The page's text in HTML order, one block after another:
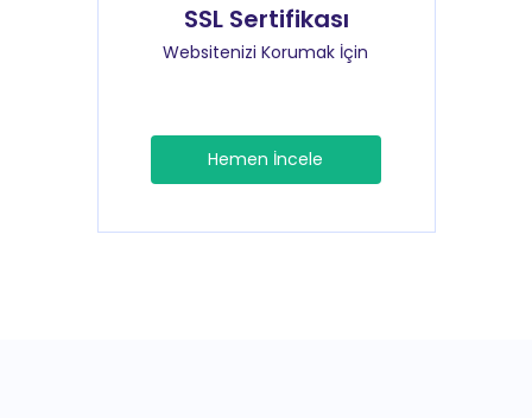
SSL Sertifikası
Websitenizi Korumak İçin
Hemen İncele